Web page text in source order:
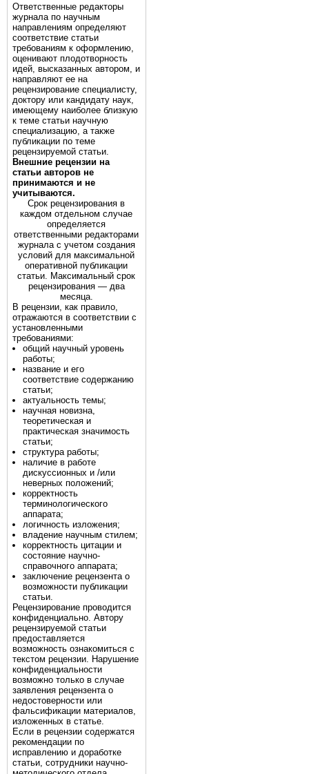
Ответственные редакторы
журнала по научным
направлениям определяют
соответствие статьи
требованиям к оформлению,
оценивают плодотворность
идей, высказанных автором, и
направляют ее на
рецензирование специалисту,
доктору или кандидату наук,
имеющему наиболее близкую
к теме статьи научную
специализацию, а также
публикации по теме
рецензируемой статьи.
Внешние рецензии на
статьи авторов не
принимаются и не
учитываются.
Срок рецензирования в
каждом отдельном случае
определяется
ответственными редакторами
журнала с учетом создания
условий для максимальной
оперативной публикации
статьи. Максимальный срок
рецензирования — два
месяца.
В рецензии, как правило,
отражаются в соответствии с
установленными
требованиями:
общий научный уровень
работы;
название и его
соответствие содержанию
статьи;
актуальность темы;
научная новизна,
теоретическая и
практическая значимость
статьи;
структура работы;
наличие в работе
дискуссионных и /или
неверных положений;
корректность
терминологического
аппарата;
логичность изложения;
владение научным стилем;
корректность цитации и
состояние научно-
справочного аппарата;
заключение рецензента о
возможности публикации
статьи.
Рецензирование проводится
конфиденциально. Автору
рецензируемой статьи
предоставляется
возможность ознакомиться с
текстом рецензии. Нарушение
конфиденциальности
возможно только в случае
заявления рецензента о
недостоверности или
фальсификации материалов,
изложенных в статье.
Если в рецензии содержатся
рекомендации по
исправлению и доработке
статьи, сотрудники научно-